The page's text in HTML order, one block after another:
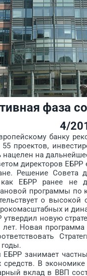
фаза
4/
банку
проектов,
на
директоров
Решение Совета
ЕБРР ранее не
программы по
о
и
новую
Новая программа
годы.
занимает
В
вклад в ВВП